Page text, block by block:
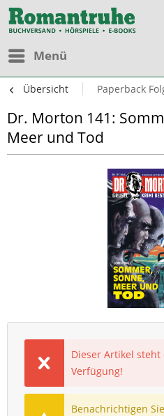
Menü
Übersicht Paperback
Dr. Morton 141:
Meer und Tod
Dieser Artikel
Verfügung!
Benachrichtigen